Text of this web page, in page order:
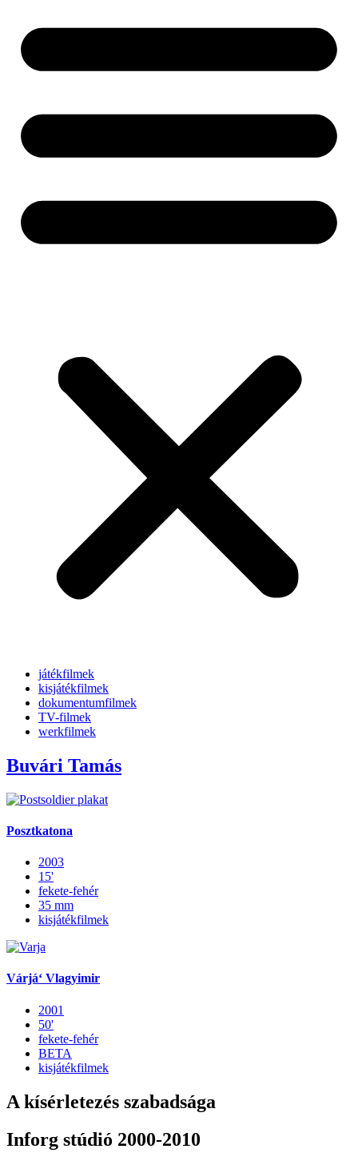
játékfilmek
kisjátékfilmek
dokumentumfilmek
TV-filmek
werkfilmek
Buvári Tamás
Posztkatona
2003
15'
fekete-fehér
35 mm
kisjátékfilmek
Várjá‘ Vlagyimir
2001
50'
fekete-fehér
BETA
kisjátékfilmek
A kísérletezés szabadsága
Inforg stúdió 2000-2010